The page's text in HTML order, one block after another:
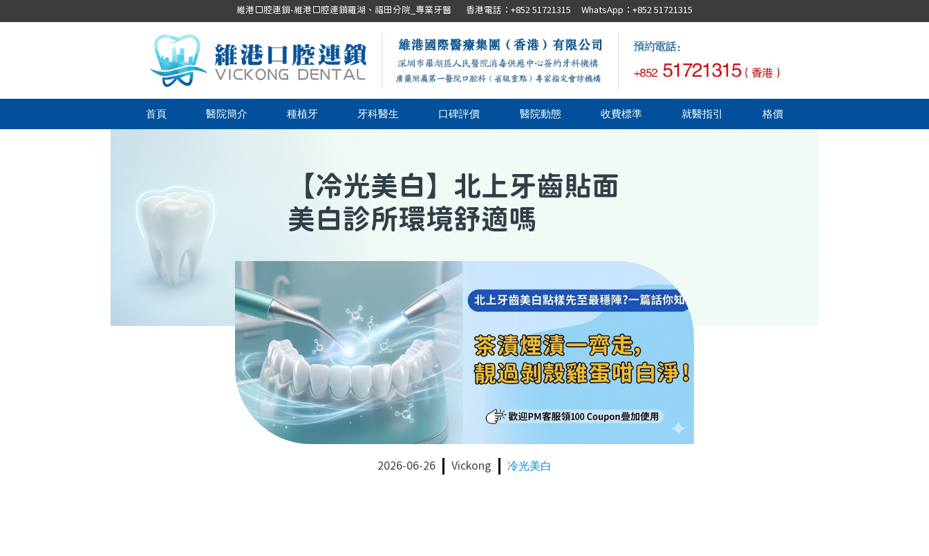
維港口腔連鎖-維港口腔連鎖羅湖、福田分院_專業牙醫 香港電話：+852 51721315 WhatsApp：+852 51721315
首頁 醫院簡介 種植牙 牙科醫生 口碑評價 醫院動態 收費標準 就醫指引 格價
【冷光美白】 北上牙齒貼面
美白診所環境舒適嗎
2026-06-26 Vickong 冷光美白